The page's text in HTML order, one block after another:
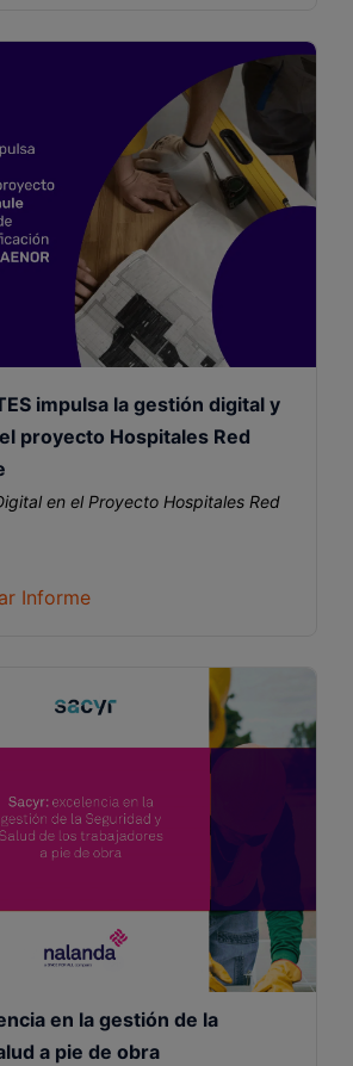
impulsa la gestión digital y
proyecto Hospitales Red
en el Proyecto Hospitales Red
Informe
en la gestión de la
a pie de obra